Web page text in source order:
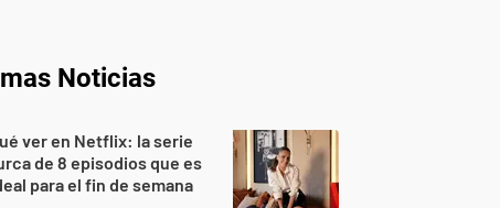
Noticias
ver en Netflix: la serie
de 8 episodios que es
para el fin de semana